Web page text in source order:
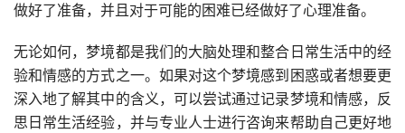
做好了准备，并且对于可能的困难已经做好了心理准备。
无论如何，梦境都是我们的大脑处理和整合日常生活中的经
验和情感的方式之一。如果对这个梦境感到困惑或者想要更
深入地了解其中的含义，可以尝试通过记录梦境和情感，反
思日常生活经验，并与专业人士进行咨询来帮助自己更好地